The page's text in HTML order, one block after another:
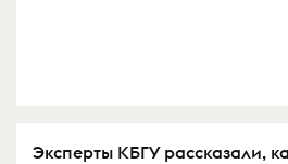
Эксперты КБГУ рассказали,